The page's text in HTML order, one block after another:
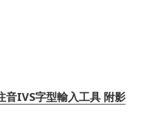
音IVS字型輸入工具 附影